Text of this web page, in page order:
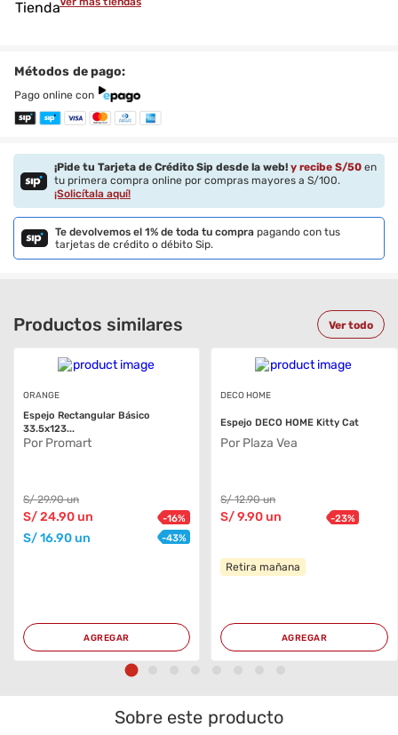
Métodos de pago:
Pago online con
¡Pide tu Tarjeta de Crédito Sip desde la web! y recibe S/50 en
tu primera compra online por compras mayores a S/100.
¡Solicítala aquí!
Te devolvemos el 1% de toda tu compra pagando con tus
tarjetas de crédito o débito Sip.
Productos similares Ver todo
ORANGE
Espejo Rectangular Básico
33.5x123...
Por Promart
S/29.90 un
S/24.90un -16%
S/16.90un -43%
AGREGAR
DECO HOME
Espejo DECO HOME Kitty Cat
Por Plaza Vea
S/12.90 un
S/9.90un -23%
Retira mañana
AGREGAR
Sobre este producto